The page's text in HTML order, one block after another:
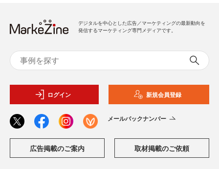
デジタルを中心とした広告／マーケティングの最新動向を
発信するマーケティング専門メディアです。
ログイン 新規会員登録
メールバックナンバー
広告掲載のご案内 取材掲載のご依頼